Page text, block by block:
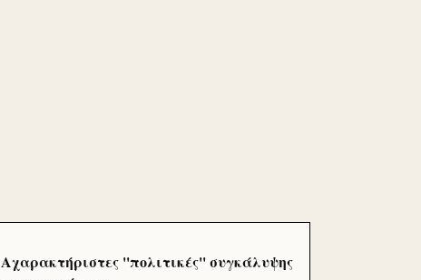
Αχαρακτήριστες ''πολιτικές'' συγκάλυψης